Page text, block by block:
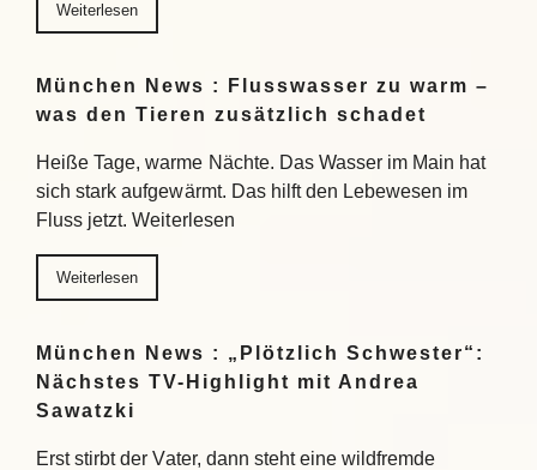
Weiterlesen
München News : Flusswasser zu warm –
was den Tieren zusätzlich schadet
Heiße Tage, warme Nächte. Das Wasser im Main hat
sich stark aufgewärmt. Das hilft den Lebewesen im
Fluss jetzt. Weiterlesen
Weiterlesen
München News : „Plötzlich Schwester“:
Nächstes TV-Highlight mit Andrea
Sawatzki
Erst stirbt der Vater, dann steht eine wildfremde